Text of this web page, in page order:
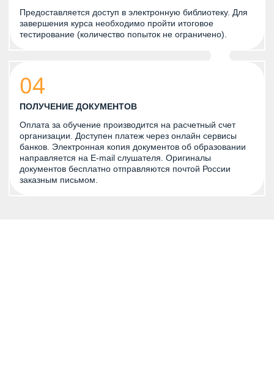
Предоставляется доступ в электронную библиотеку. Для
завершения курса необходимо пройти итоговое
тестирование (количество попыток не ограничено).
04
ПОЛУЧЕНИЕ ДОКУМЕНТОВ
Оплата за обучение производится на расчетный счет
организации. Доступен платеж через онлайн сервисы
банков. Электронная копия документов об образовании
направляется на E-mail слушателя. Оригиналы
документов бесплатно отправляются почтой России
заказным письмом.